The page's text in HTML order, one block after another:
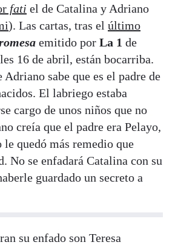
fati el de Catalina y Adriano
). Las cartas, tras el último
emitido por La 1 de
16 de abril, están bocarriba.
Adriano sabe que es el padre de
El labriego estaba
cargo de unos niños que no
creía que el padre era Pelayo,
quedó más remedio que
No se enfadará Catalina con su
guardado un secreto a
su enfado son Teresa